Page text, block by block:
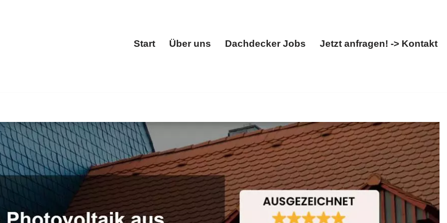
Start Über uns Dachdecker Jobs Jetzt anfragen! -> Kontakt
Dachgauben, Dachfenster, Dachstuhl. BOHN, Ihr Dachdeckermeister in 35457 Lollar – sofort ✓Dachdecker,
Auch Sie werden begeistert sein ✉.